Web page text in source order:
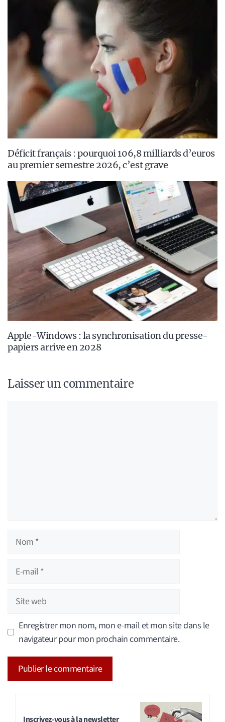
Déficit français : pourquoi 106,8 milliards d’euros
au premier semestre 2026, c’est grave
Apple-Windows : la synchronisation du presse-
papiers arrive en 2028
Laisser un commentaire
Nom
Site
web
Enregistrer mon nom, mon e-mail et mon site dans le
navigateur pour mon prochain commentaire.
Inscrivez-vous à la newsletter